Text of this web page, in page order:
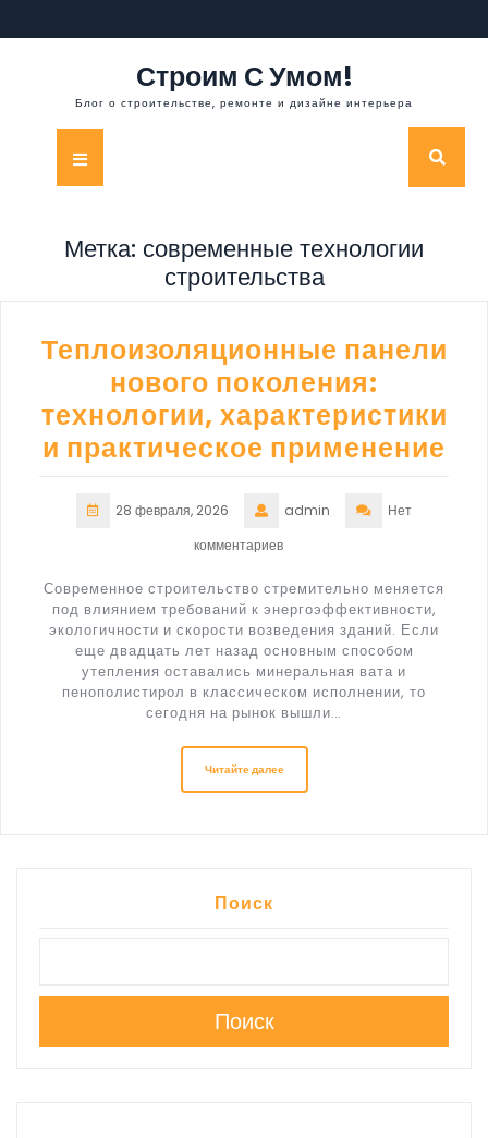
к
Строим С Умом!
Блог о строительстве, ремонте и дизайне интерьера
Кнопка
Метка: современные технологии
строительства
Теплоизоляционные панели
нового поколения:
технологии, характеристики
и практическое применение
28 февраля, 2026 admin
Нет
комментариев
Современное строительство стремительно меняется
под влиянием требований к энергоэффективности,
экологичности и скорости возведения зданий. Если
еще двадцать лет назад основным способом
утепления оставались минеральная вата и
пенополистирол в классическом исполнении, то
сегодня на рынок вышли…
Читайте далее
Поиск
Поиск